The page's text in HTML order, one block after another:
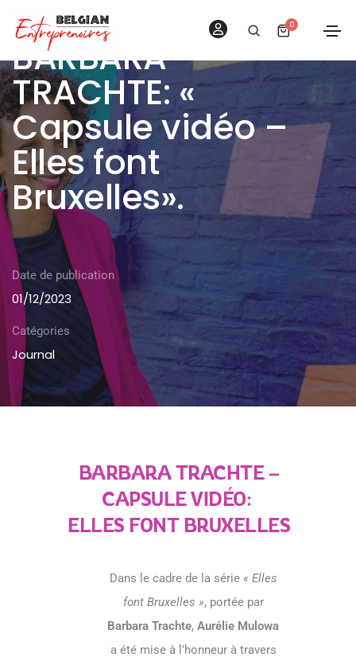
0
BARBARA
TRACHTE: «
Capsule vidéo –
Elles font
Bruxelles».
Date de publication
01/12/2023
Catégories
Journal
BARBARA TRACHTE –
CAPSULE VIDÉO:
ELLES FONT BRUXELLES
Dans le cadre de la série « Elles
font Bruxelles », portée par
Barbara Trachte,Aurélie Mulowa
a été mise à l’honneur à travers